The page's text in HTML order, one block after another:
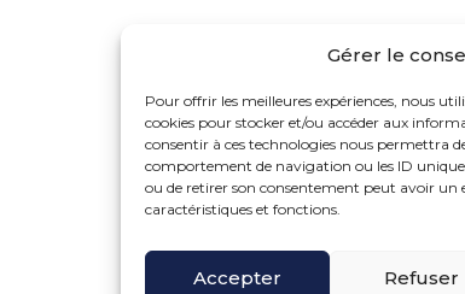
Gérer le
Pour offrir les meilleures expériences, nous
cookies pour stocker et/ou accéder aux
consentir à ces technologies nous permettra
comportement de navigation ou les ID
ou de retirer son consentement peut avoir un
caractéristiques et fonctions.
Accepter Refuser
Footer